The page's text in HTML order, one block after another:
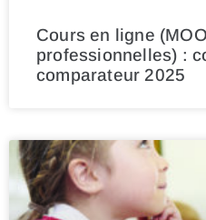
Cours en ligne
professionnelles) :
comparateur 2025